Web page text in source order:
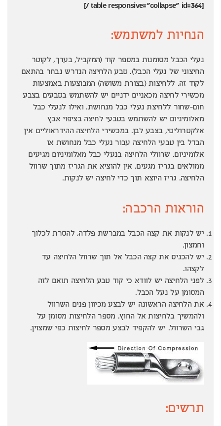
[table responsive="collapse" id=364 /]
הנחיות למשתמש:
נעלי הכבל מסומנות במספר קוד (המקביל, בערך, לקוטר
החיצוני של נעלי הכבל). טבע הלחיצה הנדרש נבחר בהתאם
לקוד זה. ללחיצות (בצורת משושה) המבוצעות באמצעות
מכשירי לחיצה מכאניים ידניים יש להשתמש בטבעים בצבע
חום-שחור ללחיצת נעלי כבל מנחושת. ואילו לנעלי כבל
מאלומיניום יש להשתמש בטבעי לחיצה בציפוי אבץ
אלקטרוליטי, בצבע לבן. במכשירי הלחיצה ההידראוליים אין
הבדל בין טבעי הלחיצה עבור נעלי כבל מנחושת או
אלומיניום. שרוולי הלחיצה בנעלי כבל מאלומיניום מגיעים
ממולאים בגריז מגעים. אין להוציא את הגריז מתוך שרוול
הלחיצה. גריז היוצא תוך כדי לחיצה יש לנקות.
הוראות הרכבה:
יש לנקות את קצה הכבל במברשת פלדה, להסרת לכלוך
וחמצון.
יש להכניס את קצה הכבל אל תוך שרוול הלחיצה עד
לקצהו.
לפני הלחיצה יש לוודא כי קוד טבע הלחיצה תואם לזה
המסומן על נעל הכבל.
את הלחיצה הראשונה יש לבצע מכיוון פנים השרוול
ולהמשיך בלחיצות אל החוץ. מספר הלחיצות מסומן על
גבי השרוול. יש להקפיד לבצע מספר לחיצות כפי שמצוין.
תרשים: